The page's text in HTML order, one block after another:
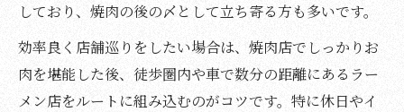
しており、焼肉の後の〆として立ち寄る方も多いです。
効率良く店舗巡りをしたい場合は、焼肉店でしっかりお
肉を堪能した後、徒歩圏内や車で数分の距離にあるラー
メン店をルートに組み込むのがコツです。特に休日やイ